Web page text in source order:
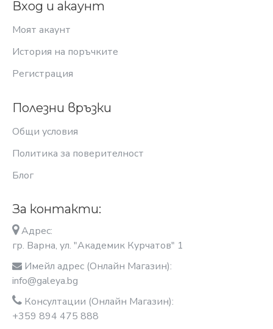
Вход и акаунт
Моят акаунт
История на поръчките
Регистрация
Полезни връзки
Общи условия
Политика за поверителност
Блог
За контакти:
Адрес:
гр. Варна, ул. "Академик Курчатов" 1
Имейл адрес (Онлайн Магазин):
info@galeya.bg
Консултации (Онлайн Магазин):
+359 894 475 888